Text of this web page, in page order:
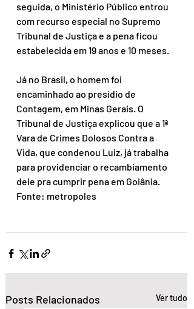
seguida, o Ministério Público entrou
com recurso especial no Supremo
Tribunal de Justiça e a pena ficou
estabelecida em 19 anos e 10 meses.
Já no Brasil, o homem foi
encaminhado ao presídio de
Contagem, em Minas Gerais. O
Tribunal de Justiça explicou que a 1ª
Vara de Crimes Dolosos Contra a
Vida, que condenou Luiz, já trabalha
para providenciar o recambiamento
dele pra cumprir pena em Goiânia.
Fonte: metropoles
Posts Relacionados Ver tudo